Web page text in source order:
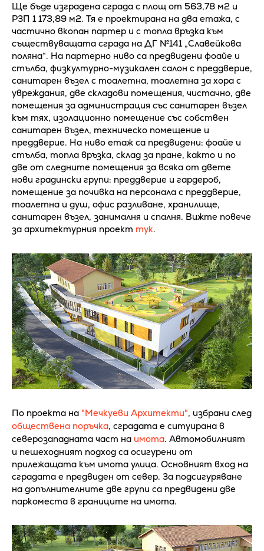
Ще бъде изградена сграда с площ от 563,78 м2 и
РЗП 1 173,89 м2. Тя е проектирана на два етажа, с
частично вкопан партер и с топла връзка към
съществуващата сграда на ДГ №141 „Славейкова
поляна“. На партерно ниво са предвидени фоайе и
стълба, физкултурно-музикален салон с преддверие,
санитарен възел с тоалетна, тоалетна за хора с
увреждания, две складови помещения, чистачно, две
помещения за администрация със санитарен възел
към тях, изолационно помещение със собствен
санитарен възел, техническо помещение и
преддверие. На ниво етаж са предвидени: фоайе и
стълба, топла връзка, склад за пране, както и по
две от следните помещения за всяка от двете
нови градински групи: преддверие и гардероб,
помещение за почивка на персонала с преддверие,
тоалетна и душ, офис разливане, хранилище,
санитарен възел, занималня и спалня. Вижте повече
за архитектурния проект тук.
По проекта на "Мечкуеви Архитекти", избрани след
обществена поръчка, сградата е ситуирана в
северозападната част на имота. Автомобилният
и пешеходният подход са осигурени от
прилежащата към имота улица. Основният вход на
сградата е предвиден от север. За подсигуряване
на допълнителните две групи са предвидени две
паркоместа в границите на имота.